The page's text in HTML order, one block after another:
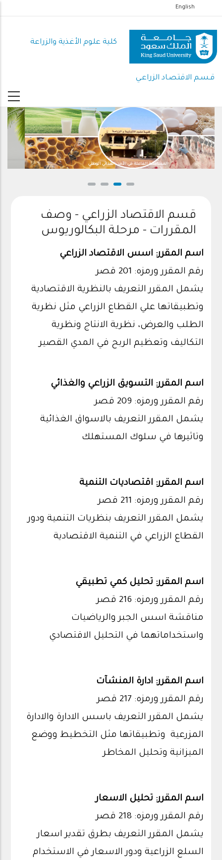
إلى
المحتوى
الرئيسي
English
كلية علوم الأغذية والزراعة
قـسـم الاقتصـاد الزراعـي
المساهمة الفاعلة في الأمن الغذائي الوطني
قسم الاقتصاد الزراعي - وصف
المقررات - مرحلة البكالوريوس
اسم المقرر: اسس الاقتصاد الزراعي
رقم المقرر ورمزه: 201 قصر
يشمل المقرر التعريف بالنظرية الاقتصادية
وتطبيقاتها علي القطاع الزراعي مثل نظرية
الطلب والعرض، نظرية الانتاج ونظرية
التكاليف وتعظيم الربح في المدي القصير
اسم المقرر: التسويق الزراعي والغذائي
رقم المقرر ورمزه: 209 قصر
يشمل المقرر التعريف بالاسواق الغذائية
وتاثيرها في سلوك المستهلك
اسم المقرر: اقتصاديات التنمية
رقم المقرر ورمزه: 211 قصر
يشمل المقرر التعريف بنظريات التنمية ودور
القطاع الزراعي في التنمية الاقتصادية
اسم المقرر: تحليل كمي تطبيقي
رقم المقرر ورمزه: 216 قصر
مناقشة اسس الجبر والرياضيات
واستخداماتهما في التحليل الاقتصادي
اسم المقرر: ادارة المنشآت
رقم المقرر ورمزه: 217 قصر
يشمل المقرر التعريف باسس الادارة والادارة
المزرعية وتطبيقاتها مثل التخطيط ووضع
الميزانية وتحليل المخاطر
اسم المقرر: تحليل الاسعار
رقم المقرر ورمزه: 218 قصر
يشمل المقرر التعريف بطرق تقدير اسعار
السلع الزراعية ودور الاسعار في الاستخدام